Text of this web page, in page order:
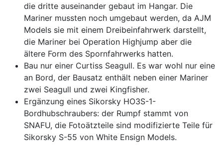
die dritte auseinander gebaut im Hangar. Die
Mariner mussten noch umgebaut werden, da AJM
Models sie mit einem Dreibeinfahrwerk darstellt,
die Mariner bei Operation Highjump aber die
ältere Form des Spornfahrwerks hatten.
Bau nur einer Curtiss Seagull. Es war wohl nur eine
an Bord, der Bausatz enthält neben einer Mariner
zwei Seagull und zwei Kingfisher.
Ergänzung eines Sikorsky HO3S-1-
Bordhubschraubers: der Rumpf stammt von
SNAFU, die Fotoätzteile sind modifizierte Teile für
Sikorsky S-55 von White Ensign Models.